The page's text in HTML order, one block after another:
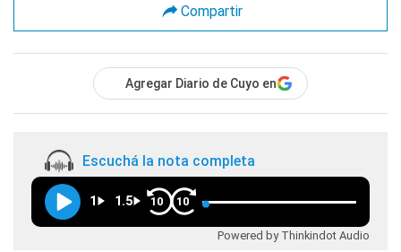
Compartir
Agregar Diario de Cuyo en
Escuchá la nota completa
1 1.5 10 10
Powered by Thinkindot Audio